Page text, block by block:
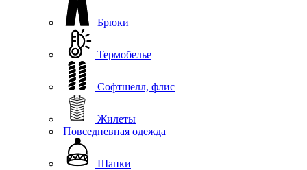
Брюки
Термобелье
Софтшелл, флис
Жилеты
Повседневная одежда
Шапки